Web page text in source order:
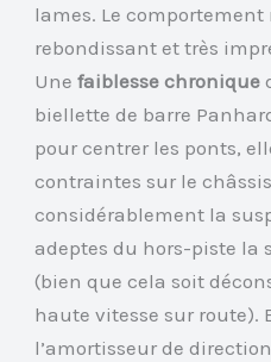
lames. Le
rebondissant et très
Unefaiblesse chronique
biellette de barre
pour centrer les ponts,
contraintes sur le
considérablement la
adeptes du hors-piste
(bien que cela soit
haute vitesse sur route).
l’amortisseur de